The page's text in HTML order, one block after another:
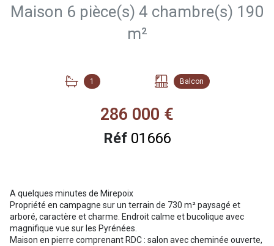
Maison 6 pièce(s) 4 chambre(s) 190
m²
1 Balcon
286 000 €
Réf 01666
A quelques minutes de Mirepoix
Propriété en campagne sur un terrain de 730 m² paysagé et
arboré, caractère et charme. Endroit calme et bucolique avec
magnifique vue sur les Pyrénées.
Maison en pierre comprenant RDC : salon avec cheminée ouverte,